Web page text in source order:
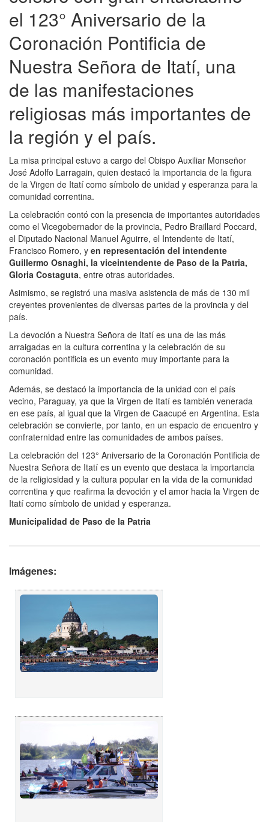
el 123° Aniversario de la
Coronación Pontificia de
Nuestra Señora de Itatí, una
de las manifestaciones
religiosas más importantes de
la región y el país.
La misa principal estuvo a cargo del Obispo Auxiliar Monseñor
José Adolfo Larragain, quien destacó la importancia de la figura
de la Virgen de Itatí como símbolo de unidad y esperanza para la
comunidad correntina.
La celebración contó con la presencia de importantes autoridades
como el Vicegobernador de la provincia, Pedro Braillard Poccard,
el Diputado Nacional Manuel Aguirre, el Intendente de Itatí,
Francisco Romero, y en representación del intendente
Guillermo Osnaghi, la viceintendente de Paso de la Patria,
Gloria Costaguta, entre otras autoridades.
Asimismo, se registró una masiva asistencia de más de 130 mil
creyentes provenientes de diversas partes de la provincia y del
país.
La devoción a Nuestra Señora de Itatí es una de las más
arraigadas en la cultura correntina y la celebración de su
coronación pontificia es un evento muy importante para la
comunidad.
Además, se destacó la importancia de la unidad con el país
vecino, Paraguay, ya que la Virgen de Itatí es también venerada
en ese país, al igual que la Virgen de Caacupé en Argentina. Esta
celebración se convierte, por tanto, en un espacio de encuentro y
confraternidad entre las comunidades de ambos países.
La celebración del 123° Aniversario de la Coronación Pontificia de
Nuestra Señora de Itatí es un evento que destaca la importancia
de la religiosidad y la cultura popular en la vida de la comunidad
correntina y que reafirma la devoción y el amor hacia la Virgen de
Itatí como símbolo de unidad y esperanza.
Municipalidad de Paso de la Patria
Imágenes: